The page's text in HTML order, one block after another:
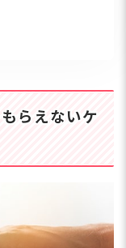
らえないケ